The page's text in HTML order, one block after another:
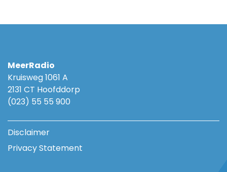
MeerRadio
Kruisweg 1061 A
2131 CT Hoofddorp
(023) 55 55 900
Disclaimer
Privacy Statement